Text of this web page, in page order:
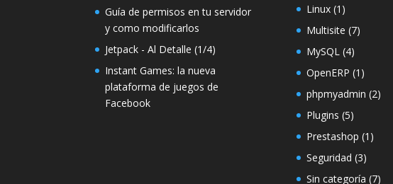
Guía de permisos en tu servidor
y como modificarlos
Jetpack - Al Detalle (1/4)
Instant Games: la nueva
plataforma de juegos de
Facebook
Linux(1)
Multisite (7)
MySQL(4)
OpenERP (1)
phpmyadmin (2)
Plugins (5)
Prestashop (1)
Seguridad (3)
Sin categoría (7)